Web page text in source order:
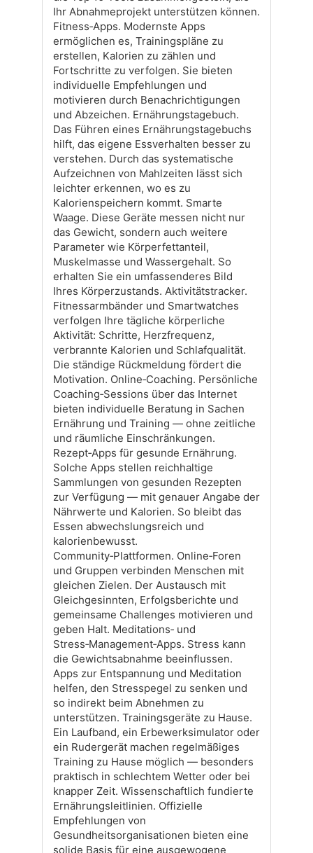
Ihr Abnahmeprojekt unterstützen können.
Fitness‑Apps. Modernste Apps
ermöglichen es, Trainingspläne zu
erstellen, Kalorien zu zählen und
Fortschritte zu verfolgen. Sie bieten
individuelle Empfehlungen und
motivieren durch Benachrichtigungen
und Abzeichen. Ernährungstagebuch.
Das Führen eines Ernährungstagebuchs
hilft, das eigene Essverhalten besser zu
verstehen. Durch das systematische
Aufzeichnen von Mahlzeiten lässt sich
leichter erkennen, wo es zu
Kalorienspeichern kommt. Smarte
Waage. Diese Geräte messen nicht nur
das Gewicht, sondern auch weitere
Parameter wie Körperfettanteil,
Muskelmasse und Wassergehalt. So
erhalten Sie ein umfassenderes Bild
Ihres Körperzustands. Aktivitätstracker.
Fitnessarmbänder und Smartwatches
verfolgen Ihre tägliche körperliche
Aktivität: Schritte, Herzfrequenz,
verbrannte Kalorien und Schlafqualität.
Die ständige Rückmeldung fördert die
Motivation. Online‑Coaching. Persönliche
Coaching‑Sessions über das Internet
bieten individuelle Beratung in Sachen
Ernährung und Training — ohne zeitliche
und räumliche Einschränkungen.
Rezept‑Apps für gesunde Ernährung.
Solche Apps stellen reichhaltige
Sammlungen von gesunden Rezepten
zur Verfügung — mit genauer Angabe der
Nährwerte und Kalorien. So bleibt das
Essen abwechslungsreich und
kalorienbewusst.
Community‑Plattformen. Online‑Foren
und Gruppen verbinden Menschen mit
gleichen Zielen. Der Austausch mit
Gleichgesinnten, Erfolgsberichte und
gemeinsame Challenges motivieren und
geben Halt. Meditations‑ und
Stress‑Management‑Apps. Stress kann
die Gewichtsabnahme beeinflussen.
Apps zur Entspannung und Meditation
helfen, den Stresspegel zu senken und
so indirekt beim Abnehmen zu
unterstützen. Trainingsgeräte zu Hause.
Ein Laufband, ein Erbewerksimulator oder
ein Rudergerät machen regelmäßiges
Training zu Hause möglich — besonders
praktisch in schlechtem Wetter oder bei
knapper Zeit. Wissenschaftlich fundierte
Ernährungsleitlinien. Offizielle
Empfehlungen von
Gesundheitsorganisationen bieten eine
solide Basis für eine ausgewogene